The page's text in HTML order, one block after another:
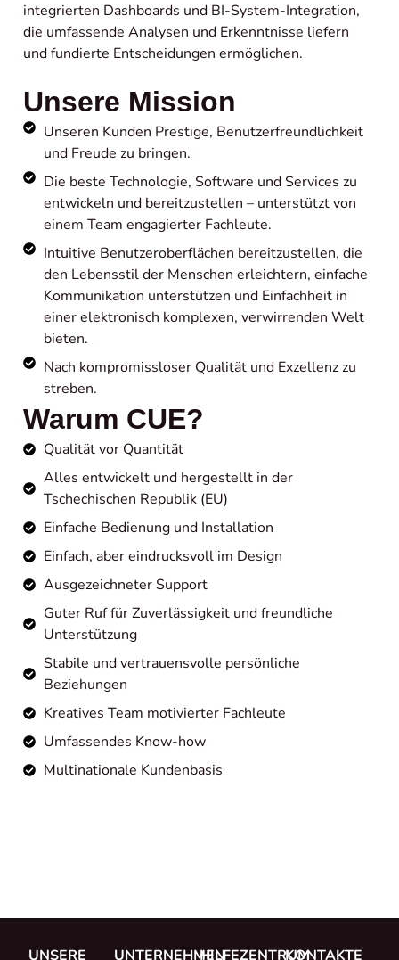
integrierten Dashboards und BI-System-Integration,
die umfassende Analysen und Erkenntnisse liefern
und fundierte Entscheidungen ermöglichen.
Unsere Mission
Unseren Kunden Prestige, Benutzerfreundlichkeit
und Freude zu bringen.
Die beste Technologie, Software und Services zu
entwickeln und bereitzustellen – unterstützt von
einem Team engagierter Fachleute.
Intuitive Benutzeroberflächen bereitzustellen, die
den Lebensstil der Menschen erleichtern, einfache
Kommunikation unterstützen und Einfachheit in
einer elektronisch komplexen, verwirrenden Welt
bieten.
Nach kompromissloser Qualität und Exzellenz zu
streben.
Warum CUE?
Qualität vor Quantität
Alles entwickelt und hergestellt in der
Tschechischen Republik (EU)
Einfache Bedienung und Installation
Einfach, aber eindrucksvoll im Design
Ausgezeichneter Support
Guter Ruf für Zuverlässigkeit und freundliche
Unterstützung
Stabile und vertrauensvolle persönliche
Beziehungen
Kreatives Team motivierter Fachleute
Umfassendes Know-how
Multinationale Kundenbasis
UNSERE UNTERNEHMENHILFEZENTRUMKONTAKTE